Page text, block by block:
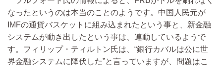
なったというのは本当のことのようです。中国人民元が
IMFの通貨バスケットに組み込まれたという事と、新金融
システムが動き出したという事は、連動しているようで
す。フィリップ・ティルトン氏は、“銀行カバルは公に世
界金融システムに降伏した”と言っていますが、問題はこ